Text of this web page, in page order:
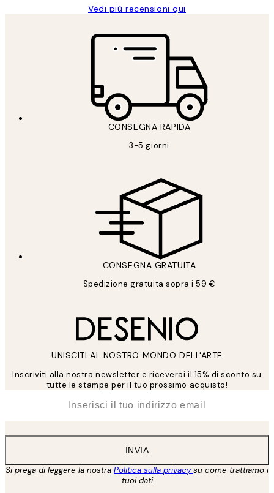
Vedi più recensioni qui
CONSEGNA RAPIDA
3-5 giorni
CONSEGNA GRATUITA
Spedizione gratuita sopra i 59 €
UNISCITI AL NOSTRO MONDO DELL'ARTE
Inscriviti alla nostra newsletter e riceverai il 15% di sconto su
tutte le stampe per il tuo prossimo acquisto!
INVIA
Si prega di leggere la nostra Politica sulla privacysu come trattiamo i
tuoi dati